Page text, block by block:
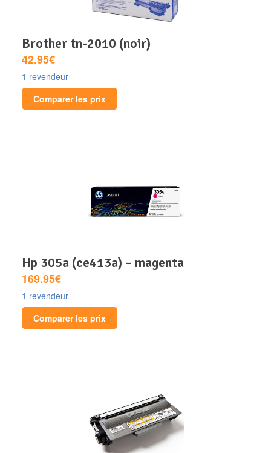
brother tn-2010 (noir)
42.95€
1 revendeur
Comparer les prix
hp 305a (ce413a) – magenta
169.95€
1 revendeur
Comparer les prix